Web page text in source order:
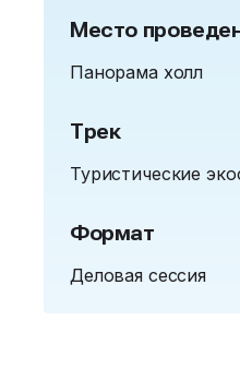
Место
Панорама холл
Трек
Туристические
Формат
Деловая сессия